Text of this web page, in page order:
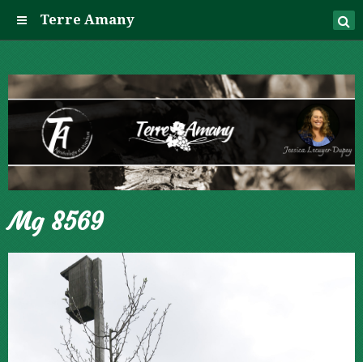
Terre Amany
Mg 8569